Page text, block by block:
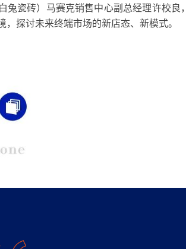
兔瓷砖）马赛克销售中心副总经理许校良 ，
，探讨未来终端市场的新店态、新模式。